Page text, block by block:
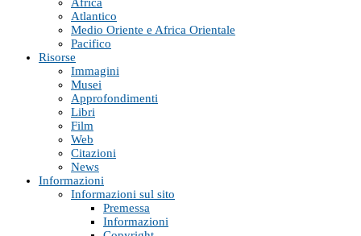
Atlantico
Medio Oriente e Africa Orientale
Pacifico
Risorse
Immagini
Musei
Approfondimenti
Libri
Film
Web
Citazioni
News
Informazioni
Informazioni sul sito
Premessa
Informazioni